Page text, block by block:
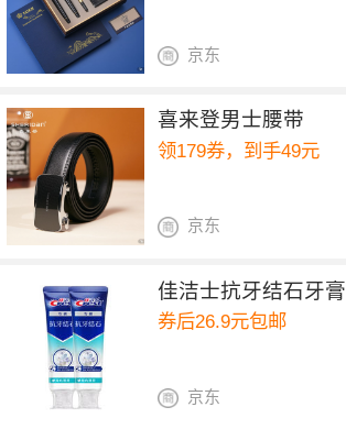
京东
喜来登男士腰带
领179券，到手49元
京东
佳洁士抗牙结石牙膏
券后26.9元包邮
京东